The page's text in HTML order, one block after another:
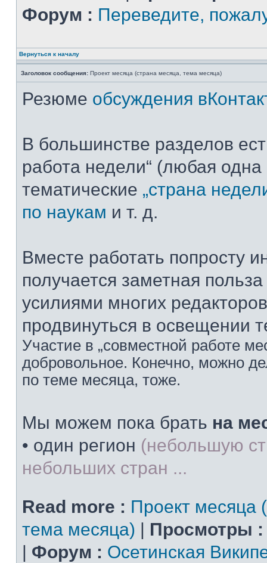
Форум : Переведите,
Вернуться к началу
Заголовок сообщения: Проект месяца (страна месяца, тема месяца)
Резюме обсуждения
В большинстве разделов
работа недели“ (любая одна
тематические „страна
по наукам и т. д.
Вместе работать попросту
получается заметная
усилиями многих
продвинуться в освещении
Участие в „совместной работе
добровольное. Конечно, можно
по теме месяца, тоже.
Мы можем пока брать на
• один регион (небольшую
небольших стран ...
Read more : Проект месяца
тема месяца) | Просмотры :
| Форум : Осетинская